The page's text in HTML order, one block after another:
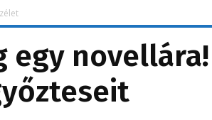
egy novellára!